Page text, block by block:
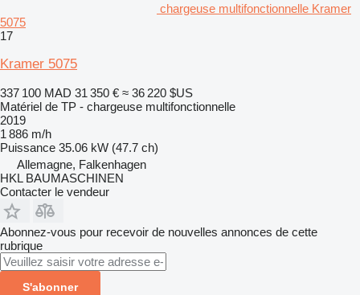
chargeuse multifonctionnelle Kramer
5075
17
Kramer 5075
337 100 MAD 31 350 € ≈ 36 220 $US
Matériel de TP - chargeuse multifonctionnelle
2019
1 886 m/h
Puissance 35.06 kW (47.7 ch)
Allemagne, Falkenhagen
HKL BAUMASCHINEN
Contacter le vendeur
Abonnez-vous pour recevoir de nouvelles annonces de cette
rubrique
S'abonner